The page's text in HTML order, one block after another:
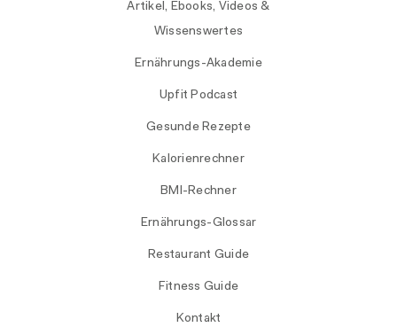
Artikel, Ebooks, Videos &
Wissenswertes
Ernährungs-Akademie
Upfit Podcast
Gesunde Rezepte
Kalorienrechner
BMI-Rechner
Ernährungs-Glossar
Restaurant Guide
Fitness Guide
Kontakt